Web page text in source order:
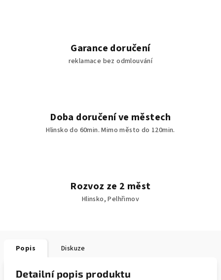
Garance doručení
reklamace bez odmlouvání
Doba doručení ve městech
Hlinsko do 60min. Mimo město do 120min.
Rozvoz ze 2 měst
Hlinsko, Pelhřimov
Popis Diskuze
Detailní popis produktu